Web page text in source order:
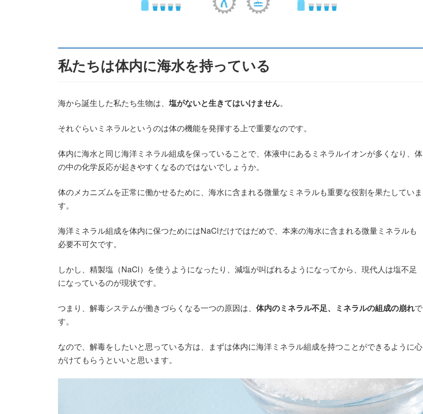
私たちは体内に海水を持っている
海から誕生した私たち生物は、 塩がないと生きてはいけません。
それぐらいミネラルというのは体の機能を発揮する上で重要なのです。
体内に海水と同じ海洋ミネラル組成を保っていることで、体液中にあるミネラルイオンが多くなり、体
の中の化学反応が起きやすくなるのではないでしょうか。
体のメカニズムを正常に働かせるために、海水に含まれる微量なミネラルも重要な役割を果たしていま
す。
海洋ミネラル組成を体内に保つためにはNaClだけではだめで、本来の海水に含まれる微量ミネラルも
必要不可欠です。
しかし、精製塩（NaCl）を使うようになったり、減塩が叫ばれるようになってから、現代人は塩不足
になっているのが現状です。
つまり、解毒システムが働きづらくなる一つの原因は、 体内のミネラル不足、ミネラルの組成の崩れで
す。
なので、解毒をしたいと思っている方は、まずは体内に海洋ミネラル組成を持つことができるように心
がけてもらうといいと思います。